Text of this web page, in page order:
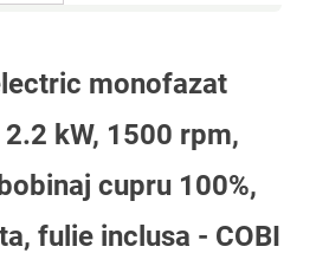
monofazat
2.2 kW, 1500 rpm,
cupru 100%,
fulie inclusa - COBI